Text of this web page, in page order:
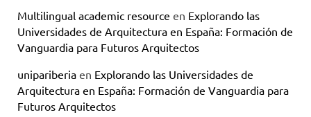
Multilingual academic resource en Explorando las
Universidades de Arquitectura en España: Formación de
Vanguardia para Futuros Arquitectos
unipariberia en Explorando las Universidades de
Arquitectura en España: Formación de Vanguardia para
Futuros Arquitectos